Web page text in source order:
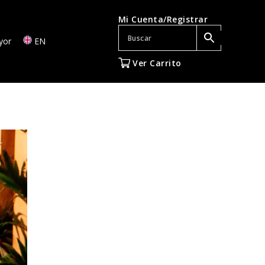
EN
Mi Cuenta/Registrar
Ver Carrito